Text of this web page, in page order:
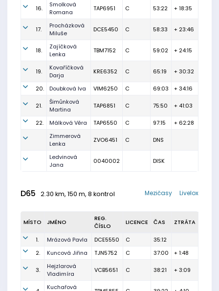
16.
Smolková
Romana
TAP6951 C 53:22 + 18:35
17.
Procházková
Miluše
DCE5450 C 58:33 + 23:46
18.
Zajíčková
Lenka
TBM7152 C 59:02 + 24:15
19.
Kovaříčková
Darja
KRE6352 C 65:19 + 30:32
20. Doubková Iva VIM6250 C 69:03 + 34:16
21.
Šimůnková
Martina
TAP6851 C 75:50 + 41:03
22. Málková Věra TAP6550 C 97:15
+ 62:28
Zimmerová
Lenka
ZVO6451 C DNS
Ledvinová
Jana
0040002 DISK
D65 2.30 km, 150 m, 8 kontrol Livelox
Mezičasy
MÍSTO JMÉNO
REG.
ČÍSLO
LICENCE ČAS ZTRÁTA
1. Mrázová Pavla DCE5550 C
35:12
2.
Kuncová Jiřina TJN5752 C 37:00 + 1:48
3.
Hejzlarová
Vladimíra
VCB5651 C 38:21 + 3:09
Kuchařová